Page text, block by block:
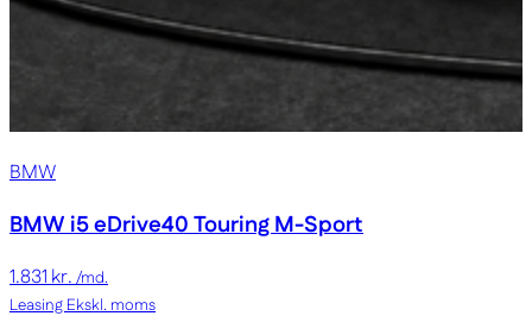
BMW
BMW i5eDrive40 Touring M-Sport
1.831 kr./md.
Leasing Ekskl. moms